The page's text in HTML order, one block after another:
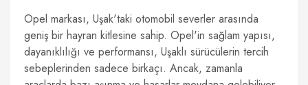
Opel markası, Uşak'taki otomobil severler arasında
geniş bir hayran kitlesine sahip. Opel'in sağlam yapısı,
dayanıklılığı ve performansı, Uşaklı sürücülerin tercih
sebeplerinden sadece birkaçı. Ancak, zamanla